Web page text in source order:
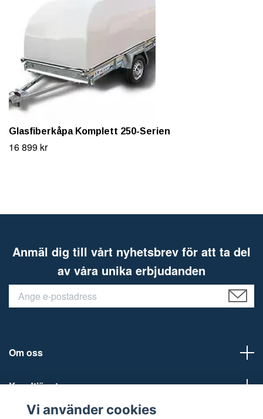
Glasfiberkåpa Komplett 250-Serien
16 899 kr
Anmäl dig till vårt nyhetsbrev för att ta del
av våra unika erbjudanden
Om oss
Kundtjänst
Vi använder cookies